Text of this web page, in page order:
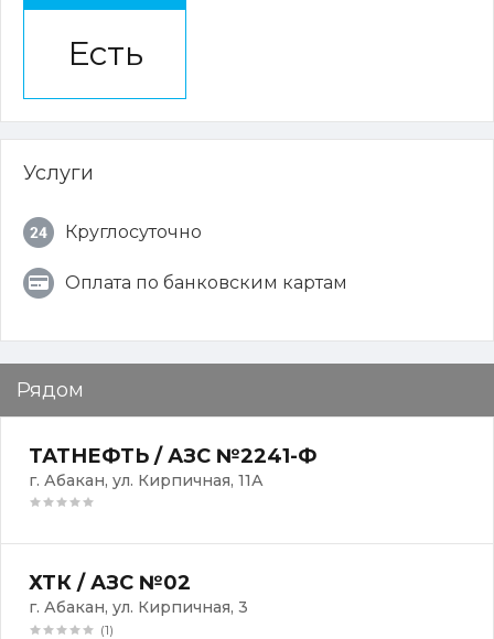
Есть
Услуги
Круглосуточно
Оплата по банковским картам
Рядом
ТАТНЕФТЬ / АЗС №2241-Ф
г. Абакан, ул. Кирпичная, 11А
ХТК / АЗС №02
г. Абакан, ул. Кирпичная, 3
(1)